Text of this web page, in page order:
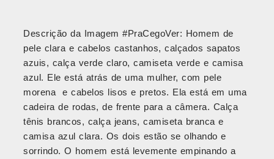
Descrição da Imagem #PraCegoVer: Homem de
pele clara e cabelos castanhos, calçados sapatos
azuis, calça verde claro, camiseta verde e camisa
azul. Ele está atrás de uma mulher, com pele
morena e cabelos lisos e pretos. Ela está em uma
cadeira de rodas, de frente para a câmera. Calça
tênis brancos, calça jeans, camiseta branca e
camisa azul clara. Os dois estão se olhando e
sorrindo. O homem está levemente empinando a